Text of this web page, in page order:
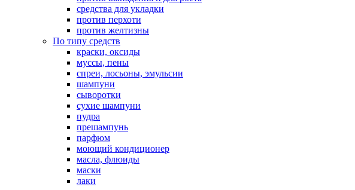
средства для укладки
против перхоти
против желтизны
По типу средств
краски, оксиды
муссы, пены
спреи, лосьоны, эмульсии
шампуни
сыворотки
сухие шампуни
пудра
прешампунь
парфюм
моющий кондиционер
масла, флюиды
маски
лаки